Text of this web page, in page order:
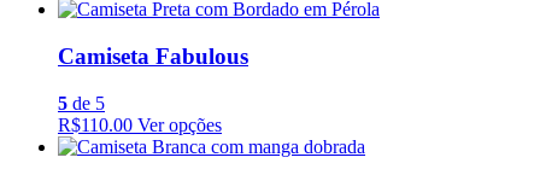
Camiseta Fabulous
5 de 5
R$110.00 Ver opções